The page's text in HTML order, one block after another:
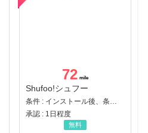
72
Shufoo!シュフー
条件 : インストール後、条件達成
承認 : 1日程度
無料